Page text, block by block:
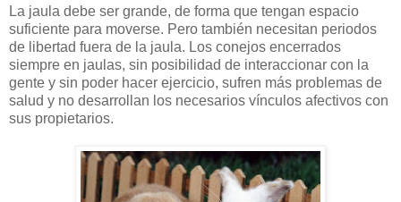
La jaula debe ser grande, de forma que tengan espacio
suficiente para moverse. Pero también necesitan periodos
de libertad fuera de la jaula. Los conejos encerrados
siempre en jaulas, sin posibilidad de interaccionar con la
gente y sin poder hacer ejercicio, sufren más problemas de
salud y no desarrollan los necesarios vínculos afectivos con
sus propietarios.